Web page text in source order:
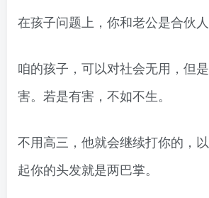
在孩子问题上，你和老公是合伙人
咱的孩子，可以对社会无用，但
害。若是有害，不如不生。
不用高三，他就会继续打你的，
起你的头发就是两巴掌。